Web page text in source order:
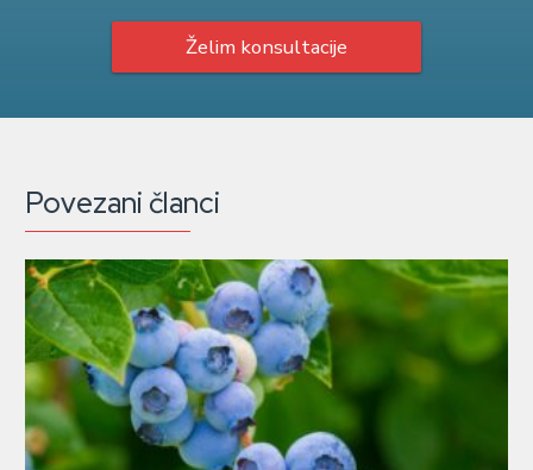
Želim konsultacije
Povezani članci